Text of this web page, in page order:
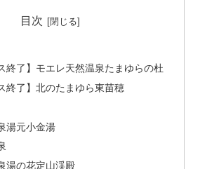
目次
終了】モエレ天然温泉たまゆらの杜
終了】北のたまゆら東苗穂
湯元小金湯
湯の花定山渓殿